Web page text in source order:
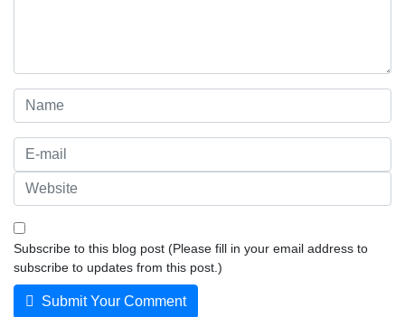
Subscribe to this blog post (Please fill in your email address to
subscribe to updates from this post.)
Submit Your Comment